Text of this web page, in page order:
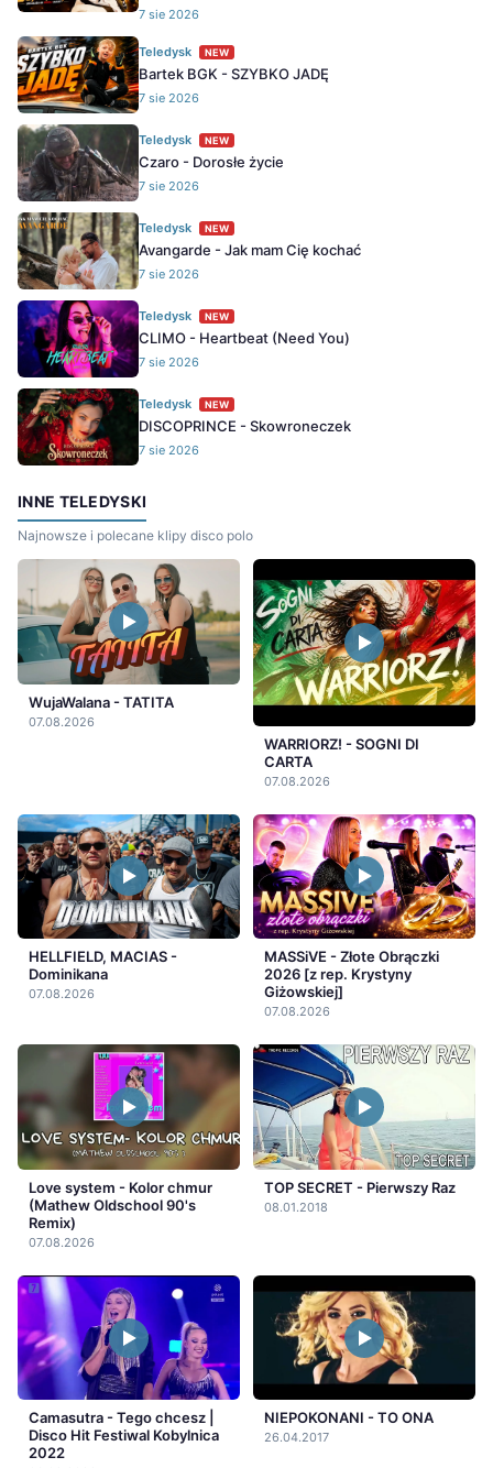
7 sie 2026
Teledysk NEW
Bartek BGK - SZYBKO JADĘ
7 sie 2026
Teledysk NEW
Czaro - Dorosłe życie
7 sie 2026
Teledysk NEW
Avangarde - Jak mam Cię kochać
7 sie 2026
Teledysk NEW
CLIMO - Heartbeat (Need You)
7 sie 2026
Teledysk NEW
DISCOPRINCE - Skowroneczek
7 sie 2026
INNE TELEDYSKI
Najnowsze i polecane klipy disco polo
WujaWalana - TATITA
07.08.2026
WARRIORZ! - SOGNI DI
CARTA
07.08.2026
HELLFIELD, MACIAS -
Dominikana
07.08.2026
MASSiVE - Złote Obrączki
2026 [z rep. Krystyny
Giżowskiej]
07.08.2026
Love system - Kolor chmur
(Mathew Oldschool 90's
Remix)
07.08.2026
TOP SECRET - Pierwszy Raz
08.01.2018
Camasutra - Tego chcesz |
Disco Hit Festiwal Kobylnica
2022
NIEPOKONANI - TO ONA
26.04.2017